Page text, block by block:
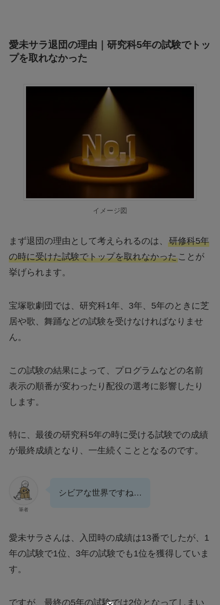
愛未サラ退団の理由｜研究科5年の試験でトッ
プを取れなかった
イメージ図
まず退団の理由として考えられるのは、 研修科5年
の時に受けた試験でトップを取れなかったことが
挙げられます。
宝塚歌劇団では、研究科1年、3年、5年のときに芝
居や歌、舞踊などの試験を受けなければなりませ
ん。
この試験の結果によって、プログラムなどの名前
表示の順番が変わったり配役の選考に影響したり
します。
特に、最後の研究科5年の時に受ける試験での成績
が最終成績となり、一生続くこととなるのです。
筆者
シビアな世界ですね…
愛未サラさんは、入団時の成績は13番でしたが、1
年の試験で1位、3年の試験でも1位を獲得していま
す。
ですが、最終の5年の試験では2位となってしまい